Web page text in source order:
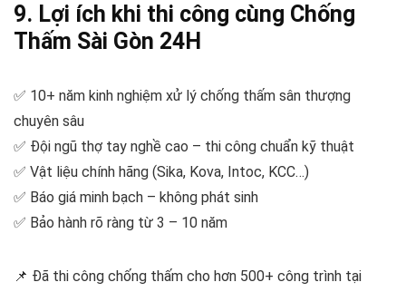
9. Lợi ích khi thi công cùng Chống
Thấm Sài Gòn 24H
✅ 10+ năm kinh nghiệm xử lý chống thấm sân thượng
chuyên sâu
✅ Đội ngũ thợ tay nghề cao – thi công chuẩn kỹ thuật
✅ Vật liệu chính hãng (Sika, Kova, Intoc, KCC…)
✅ Báo giá minh bạch – không phát sinh
✅ Bảo hành rõ ràng từ 3 – 10 năm
📌 Đã thi công chống thấm cho hơn 500+ công trình tại